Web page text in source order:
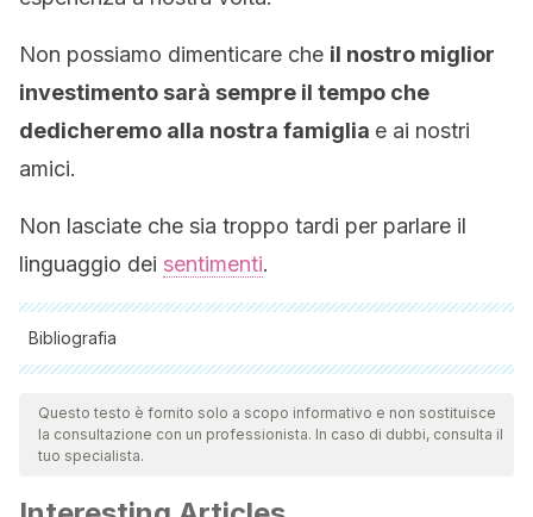
Non possiamo dimenticare che il nostro miglior
investimento sarà sempre il tempo che
dedicheremo alla nostra famiglia e ai nostri
amici.
Non lasciate che sia troppo tardi per parlare il
linguaggio dei sentimenti.
Bibliografia
Tutte le fonti citate sono state esaminate a fondo dal nostro
team per garantirne la qualità, l'affidabilità, l'attualità e la
validità. La bibliografia di questo articolo è stata considerata
Adkins, C. L., & Premeaux, S. F. (2012). Spending time: The
Questo testo è fornito solo a scopo informativo e non sostituisce
la consultazione con un professionista. In caso di dubbi, consulta il
tuo specialista.